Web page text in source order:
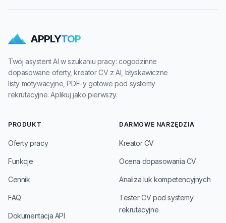
APPLYTOP
Twój asystent AI w szukaniu pracy: cogodzinne
dopasowane oferty, kreator CV z AI, błyskawiczne
listy motywacyjne, PDF-y gotowe pod systemy
rekrutacyjne. Aplikuj jako pierwszy.
PRODUKT
Oferty pracy
Funkcje
Cennik
FAQ
Dokumentacja API
DARMOWE NARZĘDZIA
Kreator CV
Ocena dopasowania CV
Analiza luk kompetencyjnych
Tester CV pod systemy
rekrutacyjne